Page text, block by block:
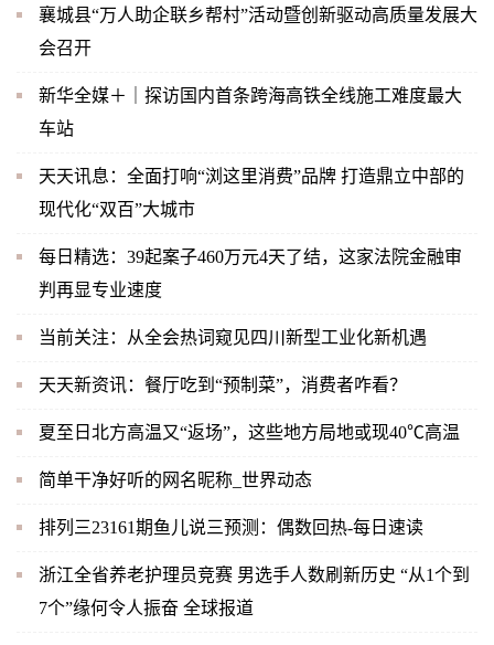
襄城县“万人助企联乡帮村”活动暨创新驱动高质量发展大
会召开
新华全媒＋｜探访国内首条跨海高铁全线施工难度最大
车站
天天讯息：全面打响“浏这里消费”品牌 打造鼎立中部的
现代化“双百”大城市
每日精选：39起案子460万元4天了结，这家法院金融审
判再显专业速度
当前关注：从全会热词窥见四川新型工业化新机遇
天天新资讯：餐厅吃到“预制菜”，消费者咋看？
夏至日北方高温又“返场”，这些地方局地或现40℃高温
简单干净好听的网名昵称_世界动态
排列三23161期鱼儿说三预测：偶数回热-每日速读
浙江全省养老护理员竞赛 男选手人数刷新历史 “从1个到
7个”缘何令人振奋 全球报道